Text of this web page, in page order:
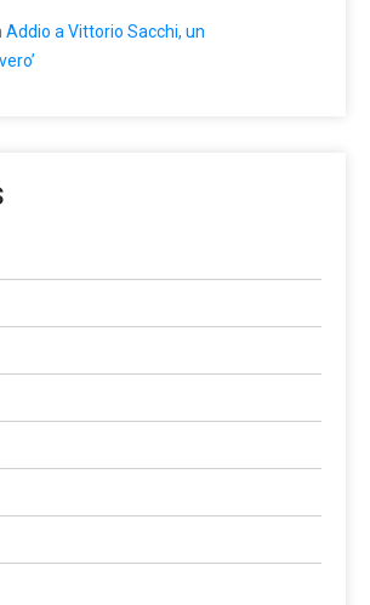
Addio a Vittorio Sacchi, un